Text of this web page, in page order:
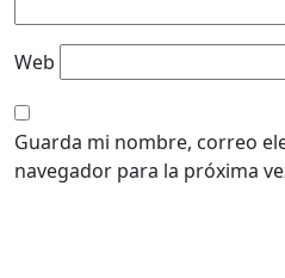
Web
Guarda mi nombre, correo
navegador para la próxima